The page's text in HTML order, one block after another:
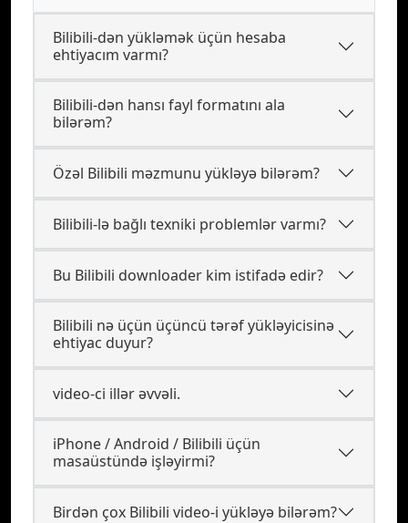
Bilibili-dən yükləmək üçün hesaba
ehtiyacım varmı?
Bilibili-dən hansı fayl formatını ala
bilərəm?
Özəl Bilibili məzmunu yükləyə bilərəm?
Bilibili-lə bağlı texniki problemlər varmı?
Bu Bilibili downloader kim istifadə edir?
Bilibili nə üçün üçüncü tərəf yükləyicisinə
ehtiyac duyur?
video-ci illər əvvəli.
iPhone / Android / Bilibili üçün
masaüstündə işləyirmi?
Birdən çox Bilibili video-i yükləyə bilərəm?